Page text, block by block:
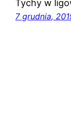
Tychy w
7 grudnia,